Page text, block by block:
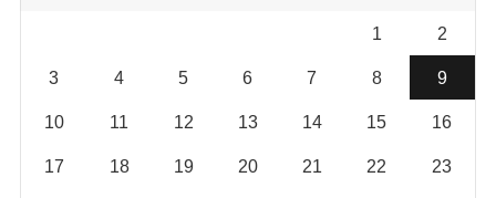
1 2
3 4 5 6 7 8 9
10 11 12 13 14 15 16
17 18 19 20 21 22 23